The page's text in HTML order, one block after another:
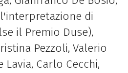
di
il Premio Duse),
Pezzoli, Valerio
Lavia, Carlo Cecchi,